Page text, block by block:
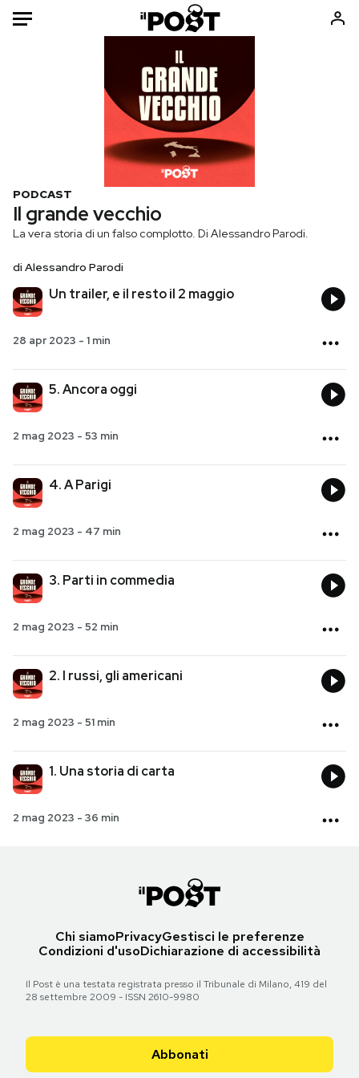
Tecnologia
Internet
Cultura
Economia
Moda
Libri
Ok Boomer!
Altrecose
PODCAST
NEWSLETTER
I MIEI PREFERITI
CALENDARIO
AREA PERSONALE
PODCAST
Il grande vecchio
La vera storia di un falso complotto. Di Alessandro Parodi.
di Alessandro Parodi
Un trailer, e il resto il 2 maggio
28 apr 2023 - 1 min
5. Ancora oggi
2 mag 2023 - 53 min
4. A Parigi
2 mag 2023 - 47 min
3. Parti in commedia
2 mag 2023 - 52 min
2. I russi, gli americani
2 mag 2023 - 51 min
1. Una storia di carta
2 mag 2023 - 36 min
Chi siamoPrivacyGestisci le preferenze
Condizioni d'usoDichiarazione di accessibilità
Il Post è una testata registrata presso il Tribunale di Milano, 419 del
28 settembre 2009 - ISSN 2610-9980
Abbonati